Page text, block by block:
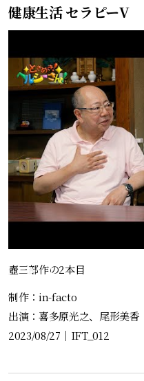
健康生活 セラピーV
壺三部作の2本目
制作：in-facto
出演：喜多原光之、尾形美香
2023/08/27 ｜ IFT_012